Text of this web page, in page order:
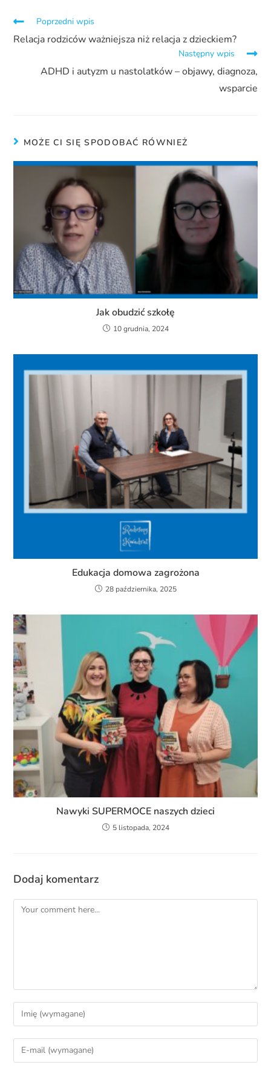
Poprzedni wpis
Relacja rodziców ważniejsza niż relacja z dzieckiem?
Następny wpis
ADHD i autyzm u nastolatków – objawy, diagnoza,
wsparcie
MOŻE CI SIĘ SPODOBAĆ RÓWNIEŻ
Jak obudzić szkołę
10 grudnia, 2024
Edukacja domowa zagrożona
28 października, 2025
Nawyki SUPERMOCE naszych dzieci
5 listopada, 2024
Dodaj komentarz